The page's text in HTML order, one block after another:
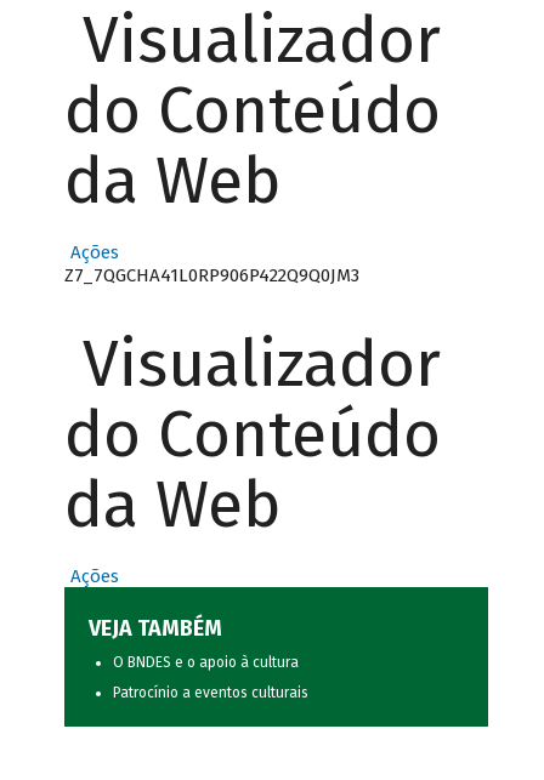
Visualizador
do Conteúdo
da Web
Ações
Z7_7QGCHA41L0RP906P422Q9Q0JM3
Visualizador
do Conteúdo
da Web
Ações
VEJA TAMBÉM
O BNDES e o apoio à cultura
Patrocínio a eventos culturais